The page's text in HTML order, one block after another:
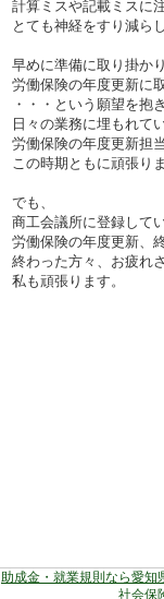
計算ミスや記載ミスに
とても神経をすり減ら
早めに準備に取り掛か
労働保険の年度更新に
・・・という願望を抱
日々の業務に埋もれて
労働保険の年度更新担
この時期ともに頑張り
でも、
商工会議所に登録して
労働保険の年度更新、
終わった方々、お疲れ
私も頑張ります。
助成金・就業規則なら愛知
社会保